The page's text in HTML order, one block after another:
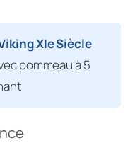
XIe Siècle
pommeau à 5